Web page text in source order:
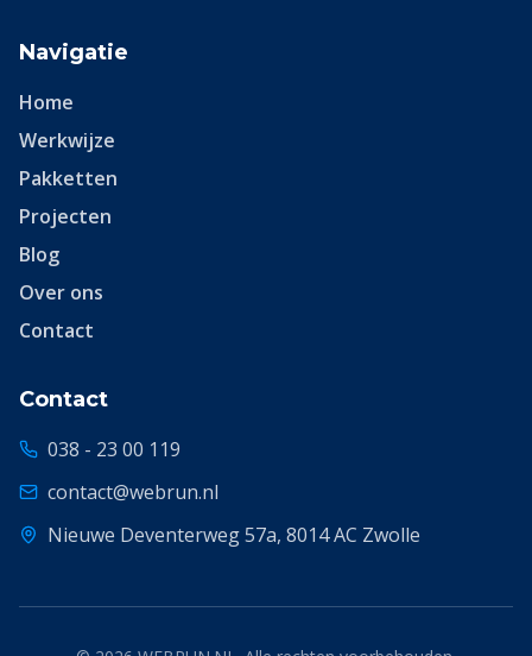
Navigatie
Home
Werkwijze
Pakketten
Projecten
Blog
Over ons
Contact
Contact
038 - 23 00 119
contact@webrun.nl
Nieuwe Deventerweg 57a, 8014 AC Zwolle